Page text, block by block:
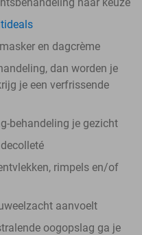
en dagcrème
dan worden je
je een verfrissende
behandeling je gezicht
rimpels en/of
aanvoelt
oogopslag ga je